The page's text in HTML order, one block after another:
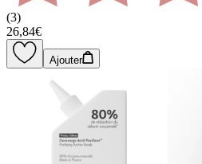
(3)
26,84€
Ajouter